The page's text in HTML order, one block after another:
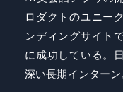
ロダクトのユニー
ンディングサイト
に成功している。
深い長期インター